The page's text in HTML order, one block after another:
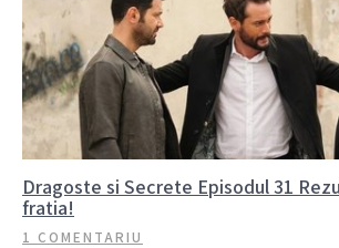
Dragoste si Secrete Episodul 31
fratia!
1 COMENTARIU